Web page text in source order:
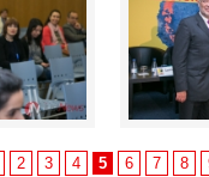
2 3 4 5 6 7 8